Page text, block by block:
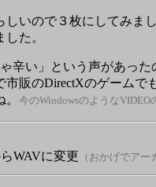
いので３枚にしてみまし
た。
辛い」という声があった
販のDirectXのゲームで
今のWindowsのようなVIDEO
WAVに変更 （おかげでア